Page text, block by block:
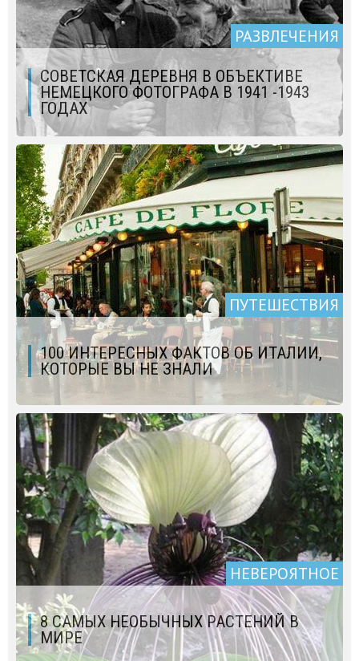
РАЗВЛЕЧЕНИЯ
СОВЕТСКАЯ ДЕРЕВНЯ В ОБЪЕКТИВЕ
НЕМЕЦКОГО ФОТОГРАФА В 1941 -1943
ГОДАХ
ПУТЕШЕСТВИЯ
100 ИНТЕРЕСНЫХ ФАКТОВ ОБ ИТАЛИИ,
КОТОРЫЕ ВЫ НЕ ЗНАЛИ
НЕВЕРОЯТНОЕ
8 САМЫХ НЕОБЫЧНЫХ РАСТЕНИЙ В
МИРЕ